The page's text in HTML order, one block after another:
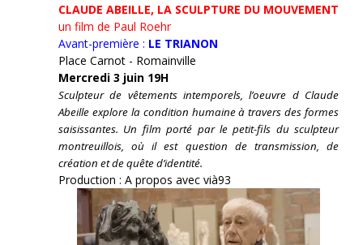
CLAUDE ABEILLE, LA SCULPTURE DU MOUVEMENT
un film de Paul Roehr
Avant-première : LE TRIANON
Place Carnot - Romainville
Mercredi 3 juin 19H
Sculpteur de vêtements intemporels, l’oeuvre d Claude
Abeille explore la condition humaine à travers des formes
saisissantes. Un film porté par le petit-fils du sculpteur
montreuillois, où il est question de transmission, de
création et de quête d’identité.
Production : A propos avec vià93